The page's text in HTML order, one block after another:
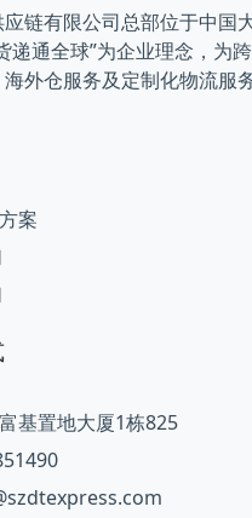
链有限公司总部位于中国
递通全球”为企业理念，为
外仓服务及定制化物流服务
案
基置地大厦1栋825